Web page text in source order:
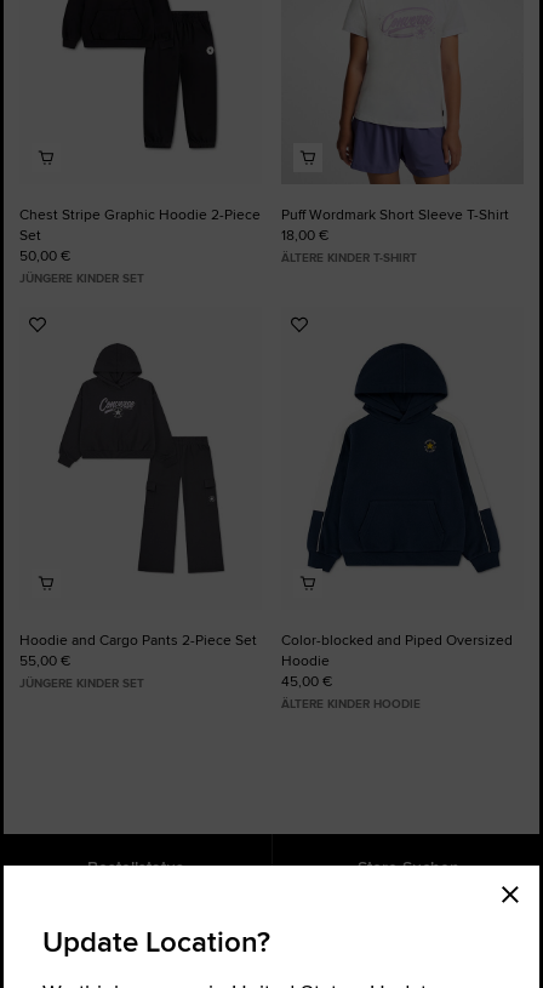
Chest Stripe Graphic Hoodie 2-Piece
Set
50,00 €
JÜNGERE KINDER SET
Puff Wordmark Short Sleeve T-Shirt
18,00 €
ÄLTERE KINDER T-SHIRT
Zu
Favoriten
hinzufügen
Hoodie and Cargo Pants 2-Piece Set
55,00 €
JÜNGERE KINDER SET
Zu
hinzufügen
Color-blocked and Piped Oversized
Hoodie
45,00 €
ÄLTERE KINDER HOODIE
Bestellstatus Store Suchen
Über uns
Für News und Updates registrieren
Update Location?